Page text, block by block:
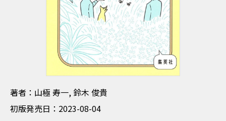
ちょしゃ やまぎわ じゅいち すずき としたか
著者：山極 寿一, 鈴木 俊貴
しょはんはつばいび 2023-08-04
初版発売日：2023-08-04